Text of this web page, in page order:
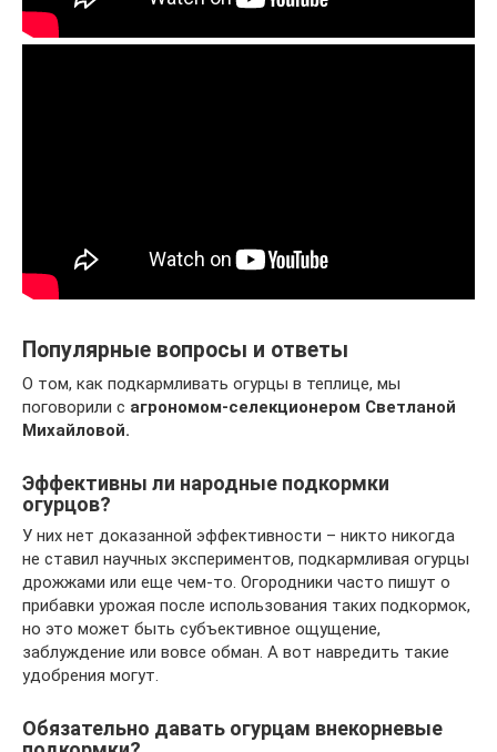
Популярные вопросы и ответы
О том, как подкармливать огурцы в теплице, мы
поговорили с агрономом-селекционером Светланой
Михайловой.
Эффективны ли народные подкормки
огурцов?
У них нет доказанной эффективности – никто никогда
не ставил научных экспериментов, подкармливая огурцы
дрожжами или еще чем-то. Огородники часто пишут о
прибавки урожая после использования таких подкормок,
но это может быть субъективное ощущение,
заблуждение или вовсе обман. А вот навредить такие
удобрения могут.
Обязательно давать огурцам внекорневые